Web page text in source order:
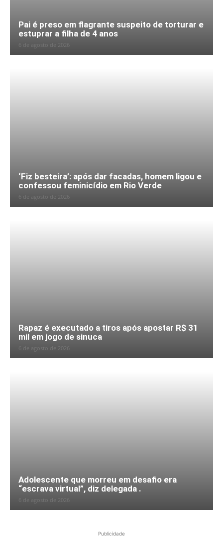
Pai é preso em flagrante suspeito de torturar e
estuprar a filha de 4 anos
6 de agosto de 2026
‘Fiz besteira’: após dar facadas, homem ligou e
confessou feminicídio em Rio Verde
6 de agosto de 2026
Rapaz é executado a tiros após apostar R$ 31
mil em jogo de sinuca
6 de agosto de 2026
Adolescente que morreu em desafio era
“escrava virtual”, diz delegada .
6 de agosto de 2026
Publicidade